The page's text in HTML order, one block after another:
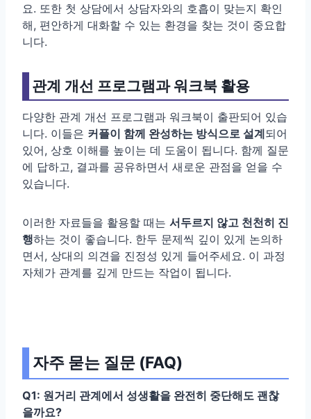
요. 또한 첫 상담에서 상담자와의 호흡이 맞는지 확인
해, 편안하게 대화할 수 있는 환경을 찾는 것이 중요합
니다.
관계 개선 프로그램과 워크북 활용
다양한 관계 개선 프로그램과 워크북이 출판되어 있습
니다. 이들은 커플이 함께 완성하는 방식으로 설계되어
있어, 상호 이해를 높이는 데 도움이 됩니다. 함께 질문
에 답하고, 결과를 공유하면서 새로운 관점을 얻을 수
있습니다.
이러한 자료들을 활용할 때는 서두르지 않고 천천히 진
행하는 것이 좋습니다. 한두 문제씩 깊이 있게 논의하
면서, 상대의 의견을 진정성 있게 들어주세요. 이 과정
자체가 관계를 깊게 만드는 작업이 됩니다.
자주 묻는 질문 (FAQ)
Q1: 원거리 관계에서 성생활을 완전히 중단해도 괜찮
을까요?